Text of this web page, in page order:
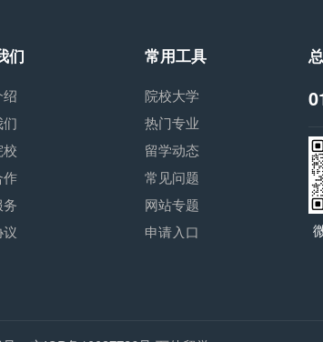
们
作
常用工具
院校大学
热门专业
留学动态
常见问题
网站专题
申请入口